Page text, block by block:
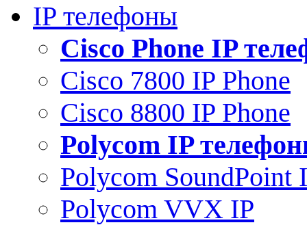
IP телефоны
Сisco Phone IP
Cisco 7800 IP Phone
Cisco 8800 IP Phone
Polycom IP
Polycom SoundPoint
Polycom VVX IP